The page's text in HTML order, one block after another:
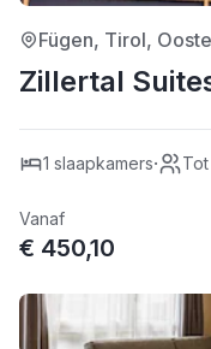
Fügen, Tirol,
Zillertal
1 slaapkamers·
Vanaf
€ 450,10
4/5